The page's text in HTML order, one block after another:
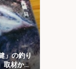
」の釣り
取材から